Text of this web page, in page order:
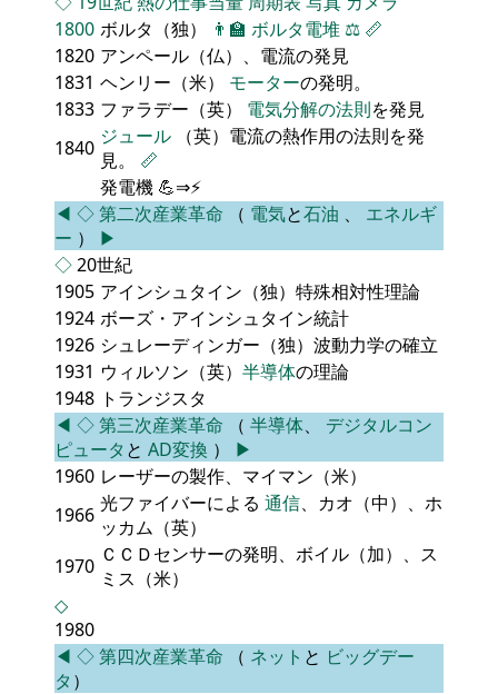
1800 ボルタ（独） 👨‍🏫 ボルタ電堆 ⚖️ 📏
1820 アンペール（仏）、電流の発見
1831 ヘンリー（米） モーターの発明。
1833 ファラデー（英） 電気分解の法則を発見
1840 ジュール （英）電流の熱作用の法則を発
見。 📏
発電機 💪⇒⚡
◀ ◇第二次産業革命 （ 電気と石油 、 エネルギ
ー ） ▶
◇20世紀
1905 アインシュタイン（独）特殊相対性理論
1924 ボーズ・アインシュタイン統計
1926 シュレーディンガー（独）波動力学の確立
1931 ウィルソン（英） 半導体の理論
1948 トランジスタ
◀ ◇第三次産業革命 （ 半導体、 デジタルコン
ピュータ と AD変換 ） ▶
1960 レーザーの製作、マイマン（米）
1966 光ファイバーによる 通信、カオ（中）、ホ
ッカム（英）
1970 ＣＣＤセンサーの発明、ボイル（加）、ス
ミス（米）
◇
1980
◀ ◇第四次産業革命 （ ネット と ビッグデー
タ ）